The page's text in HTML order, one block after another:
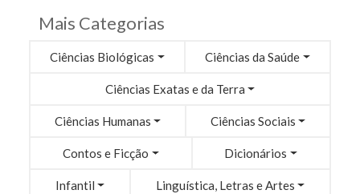
Mais Categorias
Ciências Biológicas Ciências da Saúde
Ciências Exatas e da Terra
Ciências Humanas Ciências Sociais
Contos e Ficção Dicionários
Infantil Linguística, Letras e Artes